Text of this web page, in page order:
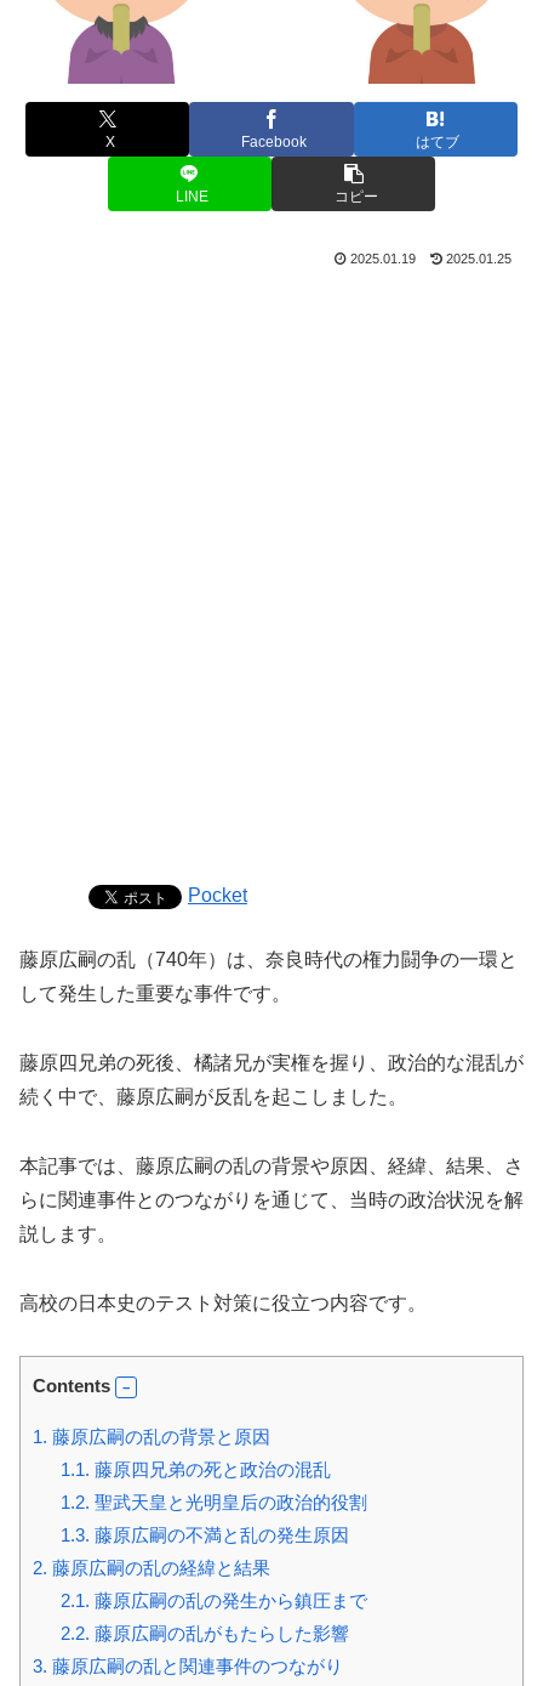
X Facebook はてブ
LINE コピー
2025.01.19 2025.01.25
Pocket
藤原広嗣の乱（740年）は、奈良時代の権力闘争の一環と
して発生した重要な事件です。
藤原四兄弟の死後、橘諸兄が実権を握り、政治的な混乱が
続く中で、藤原広嗣が反乱を起こしました。
本記事では、藤原広嗣の乱の背景や原因、経緯、結果、さ
らに関連事件とのつながりを通じて、当時の政治状況を解
説します。
高校の日本史のテスト対策に役立つ内容です。
Contents
1. 藤原広嗣の乱の背景と原因
1.1. 藤原四兄弟の死と政治の混乱
1.2. 聖武天皇と光明皇后の政治的役割
1.3. 藤原広嗣の不満と乱の発生原因
2. 藤原広嗣の乱の経緯と結果
2.1. 藤原広嗣の乱の発生から鎮圧まで
2.2. 藤原広嗣の乱がもたらした影響
3. 藤原広嗣の乱と関連事件のつながり